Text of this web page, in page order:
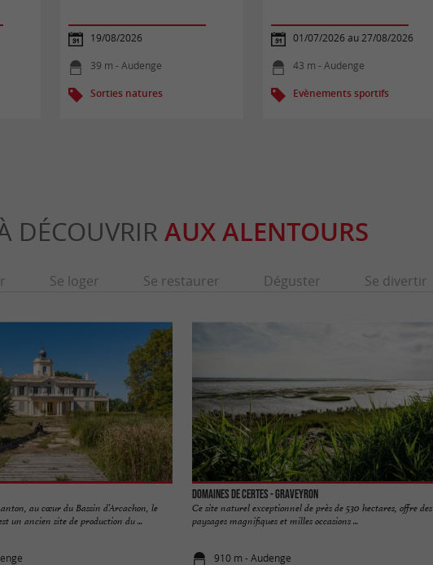
19/08/2026
39 m - Audenge
Sorties natures
01/07/2026 au 27/08/2026
43 m - Audenge
Evènements sportifs
DÉCOUVRIR AUX ALENTOURS
Se loger Se restaurer Déguster Se divertir
au cœur du Bassin d’Arcachon, le
un ancien site de production du ...
Domaines de Certes - Graveyron
Ce site naturel exceptionnel de près de 530 hectares, offre des
paysages magnifiques et milles occasions ...
910 m - Audenge